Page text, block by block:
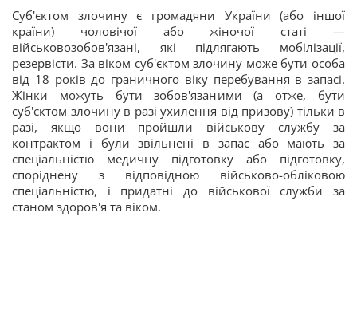
Суб'єктом злочину є громадяни України (або іншої
країни) чоловічої або жіночої статі —
військовозобов'язані, які підлягають мобілізації,
резервісти. За віком суб'єктом злочину може бути особа
від 18 років до граничного віку перебування в запасі.
Жінки можуть бути зобов'язаними (а отже, бути
суб'єктом злочину в разі ухилення від призову) тільки в
разі, якщо вони пройшли військову службу за
контрактом і були звільнені в запас або мають за
спеціальністю медичну підготовку або підготовку,
споріднену з відповідною військово-обліковою
спеціальністю, і придатні до військової служби за
станом здоров'я та віком.